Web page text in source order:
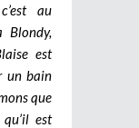
au
Blondy,
est
un bain
que
est